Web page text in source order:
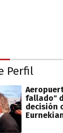
Perfil
fallado"
decisión